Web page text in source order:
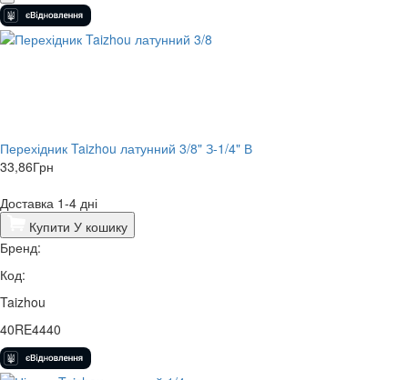
Перехідник Taizhou латунний 3/8" З-1/4" В
33,86Грн
Доставка 1-4 дні
Купити У кошику
Бренд:
Код:
Taizhou
40RE4440